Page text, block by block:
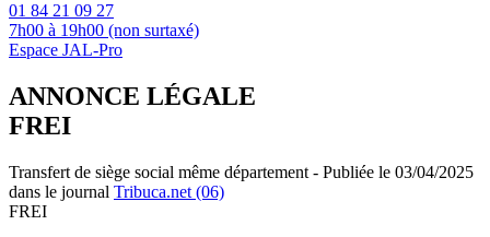
01 84 21 09 27
7h00 à 19h00 (non surtaxé)
Espace JAL-Pro
ANNONCE LÉGALE
FREI
Transfert de siège social même département - Publiée le 03/04/2025
dans le journal Tribuca.net (06)
FREI